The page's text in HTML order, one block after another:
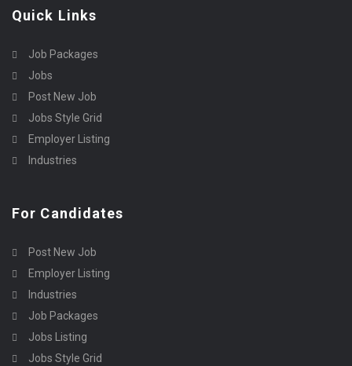
Quick Links
Job Packages
Jobs
Post New Job
Jobs Style Grid
Employer Listing
Industries
For Candidates
Post New Job
Employer Listing
Industries
Job Packages
Jobs Listing
Jobs Style Grid